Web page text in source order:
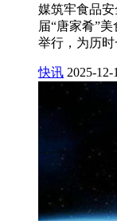
媒筑牢食品安
届“唐家肴”
举行，为历时
快讯 2025-12-